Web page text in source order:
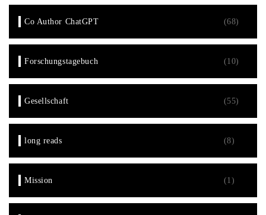
Co Author ChatGPT (68)
Forschungstagebuch (10)
Gesellschaft (55)
long reads (8)
Mission (1)